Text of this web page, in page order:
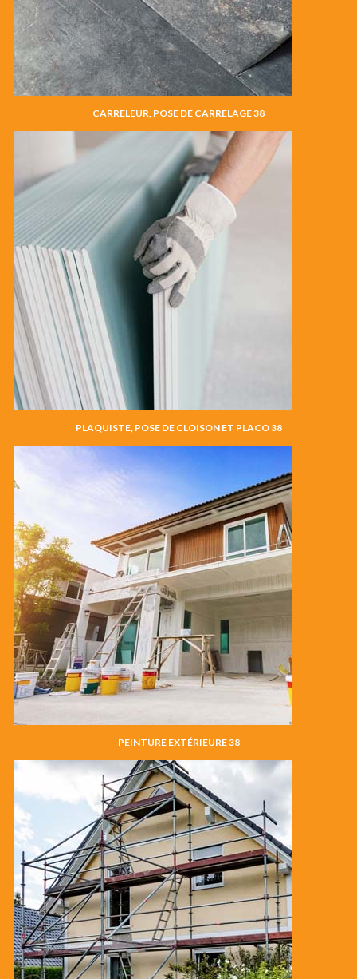
CARRELEUR, POSE DE CARRELAGE 38
PLAQUISTE, POSE DE CLOISON ET PLACO 38
PEINTURE EXTÉRIEURE 38